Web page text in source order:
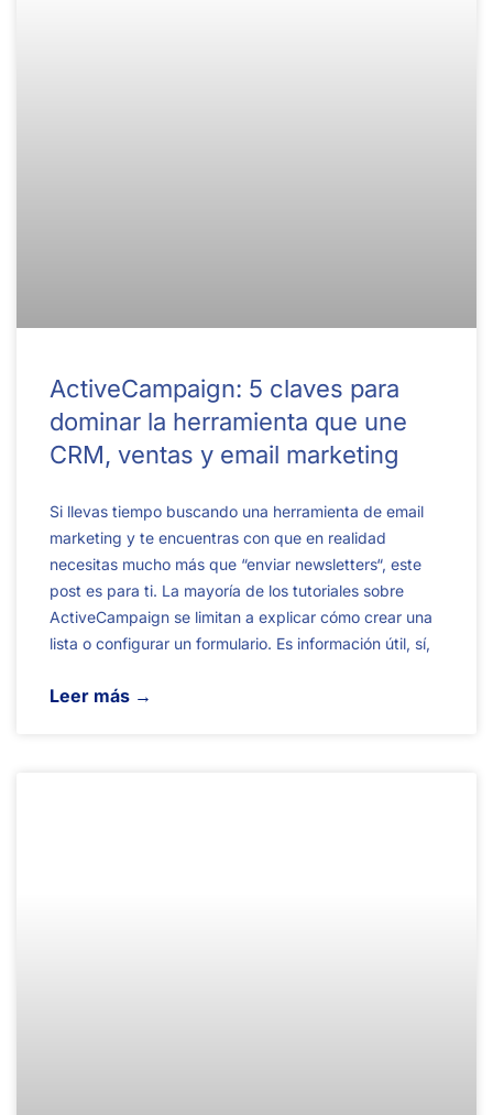
ActiveCampaign: 5 claves para
dominar la herramienta que une
CRM, ventas y email marketing
Si llevas tiempo buscando una herramienta de email
marketing y te encuentras con que en realidad
necesitas mucho más que “enviar newsletters“, este
post es para ti. La mayoría de los tutoriales sobre
ActiveCampaign se limitan a explicar cómo crear una
lista o configurar un formulario. Es información útil, sí,
Leer más →